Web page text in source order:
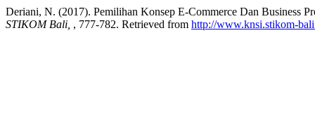
Deriani, N. (2017). Pemilihan Konsep E-Commerce Dan Business
STIKOM Bali, , 777-782. Retrieved from http://www.knsi.stikom-